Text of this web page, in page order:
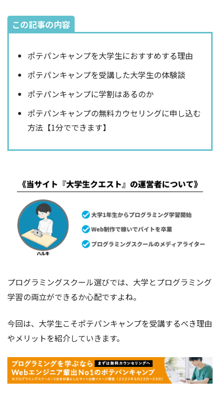
この記事の内容
ポテパンキャンプを大学生におすすめする理由
ポテパンキャンプを受講した大学生の体験談
ポテパンキャンプに学割はあるのか
ポテパンキャンプの無料カウセリングに申し込む
方法【1分でできます】
プログラミングスクール選びでは、大学とプログラミング
学習の両立ができるか心配ですよね。
今回は、大学生こそポテパンキャンプを受講するべき理由
やメリットを紹介していきます。